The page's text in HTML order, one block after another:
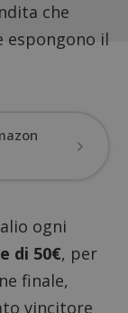
che
espongono il
ogni
di 50€, per
finale,
vincitore